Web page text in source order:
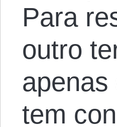
Para
outro
tem